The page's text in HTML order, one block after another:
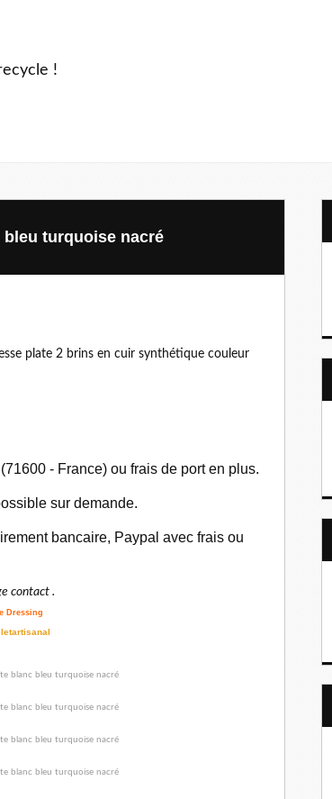
!
turquoise nacré
plate 2 brins en cuir synthétique couleur
- France) ou frais de port en plus.
sur demande.
bancaire, Paypal avec frais ou
contact .
Dressing